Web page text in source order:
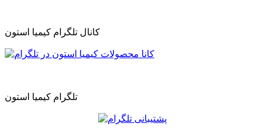
کانال تلگرام کیمیا استون
تلگرام کیمیا استون